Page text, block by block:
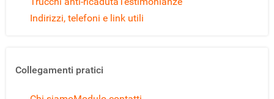
Indirizzi, telefoni e link utili
Collegamenti pratici